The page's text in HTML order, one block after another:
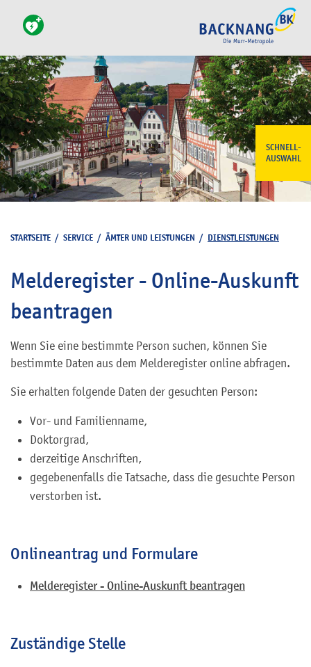
SCHNELL-
AUSWAHL
STARTSEITE / SERVICE / ÄMTER UND LEISTUNGEN / DIENSTLEISTUNGEN
Melderegister - Online-Auskunft
beantragen
Wenn Sie eine bestimmte Person suchen, können Sie
bestimmte Daten aus dem Melderegister online abfragen.
Sie erhalten folgende Daten der gesuchten Person:
Vor- und Familienname,
Doktorgrad,
derzeitige Anschriften,
gegebenenfalls die Tatsache, dass die gesuchte Person
verstorben ist.
Onlineantrag und Formulare
Melderegister - Online-Auskunft beantragen
Zuständige Stelle